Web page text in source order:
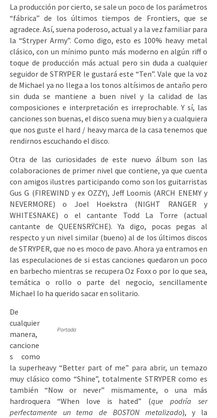
La producción por cierto, se sale un poco de los parámetros
“fábrica” de los últimos tiempos de Frontiers, que se
agradece. Así, suena poderoso, actual y a la vez familiar para
la “Stryper Army”. Como digo, esto es 100% heavy metal
clásico, con un mínimo punto más moderno en algún riff o
toque de producción más actual pero sin duda a cualquier
seguidor de STRYPER le gustará este “Ten”. Vale que la voz
de Michael ya no llega a los tonos altísimos de antaño pero
sin duda se mantiene a buen nivel y la calidad de las
composiciones e interpretación es irreprochable. Y sí, las
canciones son buenas, el disco suena muy bien y a cualquiera
que nos guste el hard / heavy marca de la casa tenemos que
rendirnos escuchando el disco.
Otra de las curiosidades de este nuevo álbum son las
colaboraciones de primer nivel que contiene, ya que cuenta
con amigos ilustres participando como son los guitarristas
Gus G (FIREWIND y ex OZZY), Jeff Loomis (ARCH ENEMY y
NEVERMORE) o Joel Hoekstra (NIGHT RANGER y
WHITESNAKE) o el cantante Todd La Torre (actual
cantante de QUEENSRŸCHE). Ya digo, pocas pegas al
respecto y un nivel similar (bueno) al de los últimos discos
de STRYPER, que no es moco de pavo. Ahora ya entramos en
las especulaciones de si estas canciones quedaron un poco
en barbecho mientras se recupera Oz Foxx o por lo que sea,
temática o rollo o parte del negocio, sencillamente
Michael lo ha querido sacar en solitario.
Portada
De
cualquier
manera,
cancione
s como
la superheavy “Better part of me” para abrir, un temazo
muy clásico como “Shine”, totalmente STRYPER como es
también “Now or never” mismamente, o una más
hardroquera “When love is hated” (que podría ser
perfectamente un tema de BOSTON metalizado), y la